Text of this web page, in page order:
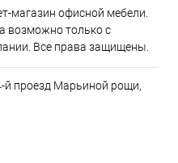
магазин офисной мебели.
возможно только с
Все права защищены.
й проезд Марьиной рощи,